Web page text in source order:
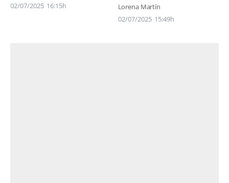
02/07/2025 16:15h
Lorena Martín
02/07/2025 15:49h